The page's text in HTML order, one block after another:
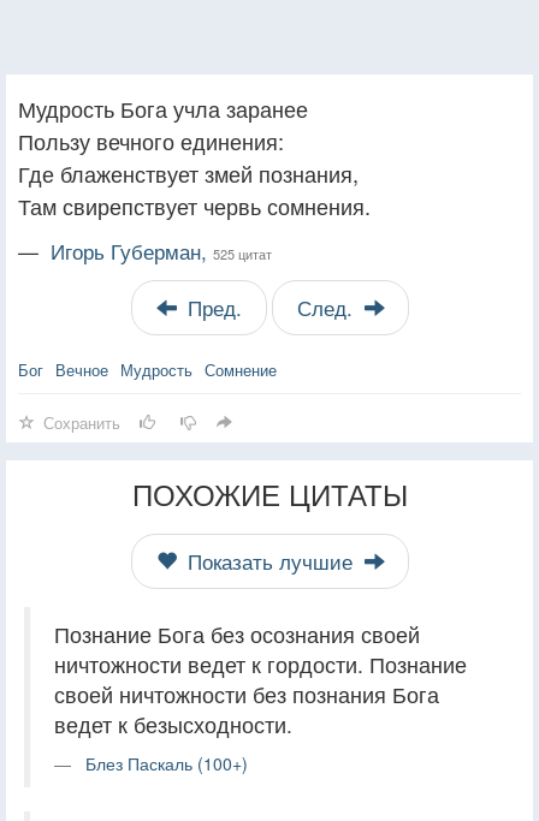
Мудрость Бога учла заранее
Пользу вечного единения:
Где блаженствует змей познания,
Там свирепствует червь сомнения.
— Игорь Губерман, 525 цитат
Пред. След.
Бог Вечное Мудрость Сомнение
Сохранить
ПОХОЖИЕ ЦИТАТЫ
Показать лучшие
Познание Бога без осознания своей
ничтожности ведет к гордости. Познание
своей ничтожности без познания Бога
ведет к безысходности.
Блез Паскаль (100+)